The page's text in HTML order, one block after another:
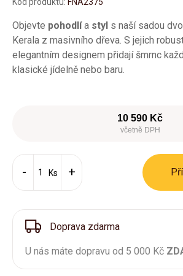
Objevte pohodlía styl s naší sadou
Kerala z masivního dřeva. S jejich
elegantním designem přidají šmrnc
klasické jídelně nebo baru.
10 590 Kč
včetně DPH
Ks
Doprava zdarma
U nás máte dopravu od 5 000 Kč